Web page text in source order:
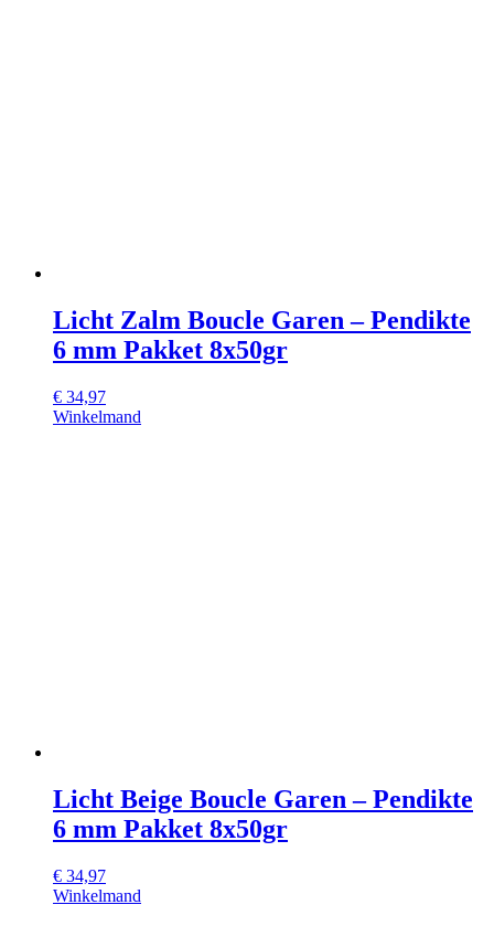
Licht Zalm Boucle Garen – Pendikte
6 mm Pakket 8x50gr
€ 34,97
Winkelmand
Licht Beige Boucle Garen – Pendikte
6 mm Pakket 8x50gr
€ 34,97
Winkelmand